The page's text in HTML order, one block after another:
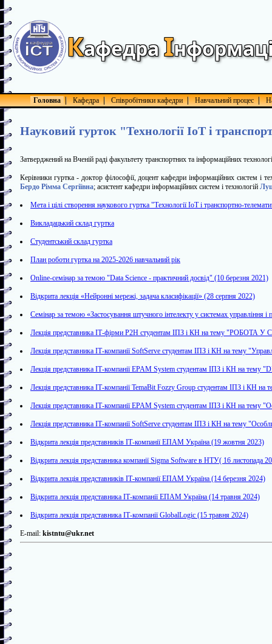
КафедраІ
Головна Кафедра Співробітники кафедри Навчальний процес
Науковий гурток "Технології IoT і
Затверджений на Вченій раді факультету транспортних та інформаційних
Керівники гуртка - доктор філософії, доцент кафедри інформаційних систем і
Бердо Рімма Сергіївна; асистент кафедри інформаційних систем і технологій
Мета і цілі створення наукового гуртка "Технології IoT і транспортно-
Викладацький склад гуртка
Студентський склад гуртка
План роботи гуртка на 2025-2026 навчальний рік
Online-cемінар за темою "Data Science - практичний досвід" (10 березня 2021)
Відкрита лекція «Нейронні мережі, задача класифікації» (28 серпня 2022)
Cемінар за темою «Застосування штучного інтелекту у системах управління
Лекція представника ІТ-фірми P2H студентам ІПЗ і КН на тему "РОБОТА
Лекція представника ІТ-компанії SoftServe студентам ІПЗ і КН на тему
Лекція представника ІТ-компанії EPAM System студентам ІПЗ і КН на
Лекція представника ІТ-компанії TemaBit Fozzy Group студентам ІПЗ і КН на
Лекція представника ІТ-компанії EPAM System студентам ІПЗ і КН на тему
Лекція представника ІТ-компанії SoftServe студентам ІПЗ і КН на тему
Відкрита лекція представників ІТ-компанії ЕПАМ Україна (19 жовтня 2023)
Відкрита лекція представника компанії Sigma Software в НТУ( 16 листопада
Відкрита лекція представників ІТ-компанії ЕПАМ Україна (14 березня 2024)
Відкрита лекція представника ІТ-компанії ЕПАМ Україна (14 травня 2024)
Відкрита лекція представника ІТ-компанії GlobalLogic (15 травня 2024)
E-mail: kistntu@ukr.net